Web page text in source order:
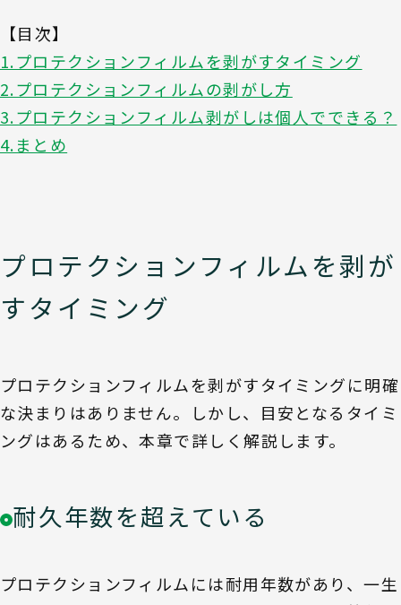
【目次】
1.プロテクションフィルムを剥がすタイミング
2.プロテクションフィルムの剥がし方
3.プロテクションフィルム剥がしは個人でできる？
4.まとめ
プロテクションフィルムを剥が
すタイミング
プロテクションフィルムを剥がすタイミングに明確
な決まりはありません。しかし、目安となるタイミ
ングはあるため、本章で詳しく解説します。
耐久年数を超えている
プロテクションフィルムには耐用年数があり、一生